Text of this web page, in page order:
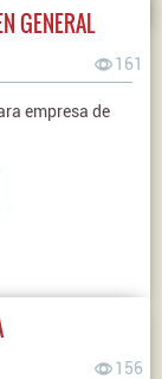
GENERAL
161
empresa de
156